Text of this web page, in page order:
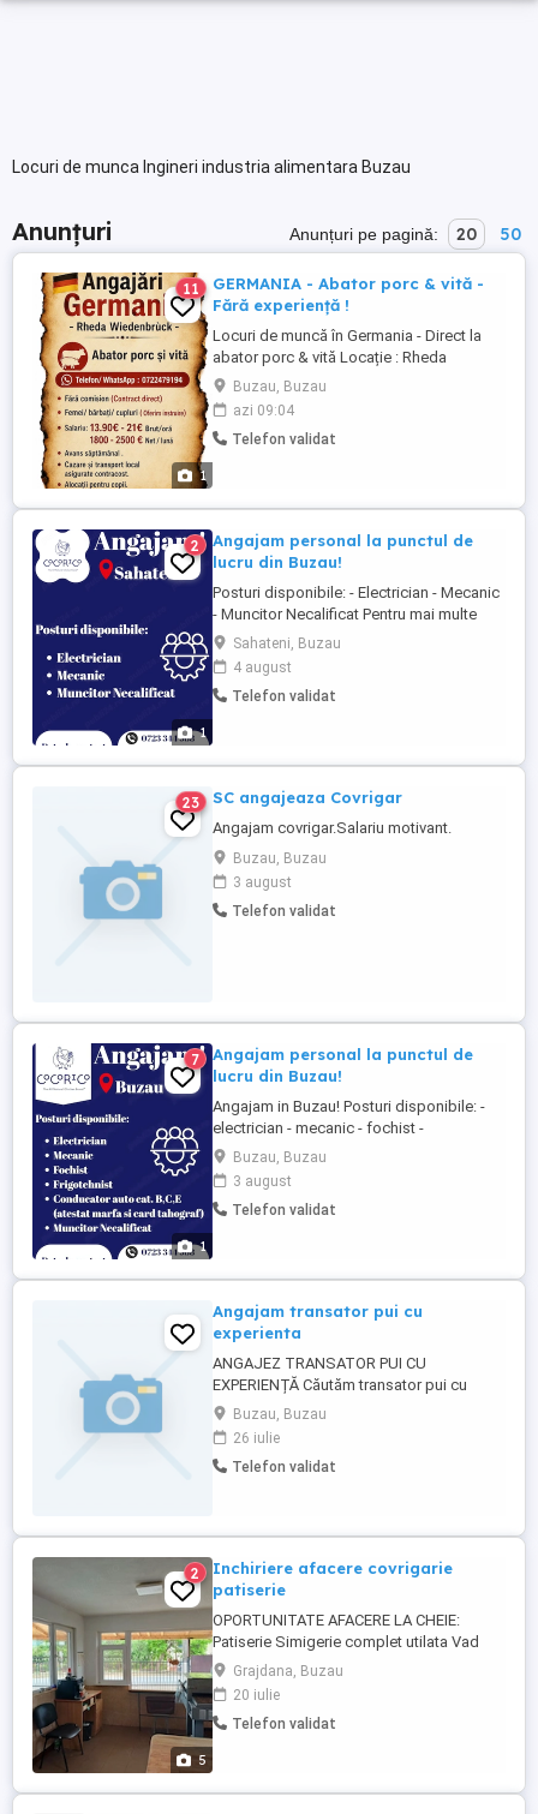
Locuri de munca Ingineri industria alimentara Buzau
Anunțuri Anunțuri pe pagină: 20 50
1
11
GERMANIA - Abator porc & vită -
Fără experiență !
Locuri de muncă în Germania - Direct la
abator porc & vită Locație : Rheda
Wiedenbruck. Fără intermediari ! Comision
zero! < Ce oferim : Angajare imediată: -
Acceptăm femei, bărbați și cupluri. - Fără
experiență: Beneficiezi de instruire gratuită
Buzau, Buzau
azi 09:04
Telefon validat
1
2
Angajam personal la punctul de
lucru din Buzau!
Posturi disponibile: - Electrician - Mecanic
- Muncitor Necalificat Pentru mai multe
detalii va rugam sa sunati la numarul din
anunt.
Sahateni, Buzau
4 august
Telefon validat
23 SC angajeaza Covrigar
Angajam covrigar.Salariu motivant.
Buzau, Buzau
3 august
Telefon validat
1
7
Angajam personal la punctul de
lucru din Buzau!
Angajam in Buzau! Posturi disponibile: -
electrician - mecanic - fochist -
frigotehnist - conducator auto cat. B,C,E
(atestat marfa si card tahograf) - muncitor
necalifcat Pentru mai multe detalii va
rugam sa sunati la numarul din anunt.
Buzau, Buzau
3 august
Telefon validat
Angajam transator pui cu
experienta
ANGAJEZ TRANSATOR PUI CU
EXPERIENȚĂ Căutăm transator pui cu
experiență pentru angajare. Oferim salariu
atractiv și condiții bune de muncă. Pentru
mai multe informații, vă rugăm să ne
contactați la telefon.
Buzau, Buzau
26 iulie
Telefon validat
5
2
Inchiriere afacere covrigarie
patiserie
OPORTUNITATE AFACERE LA CHEIE:
Patiserie Simigerie complet utilata Vad
excelent, FARA CONCURENTA! Se ofera
spre inchiriere spatiu comercial si afacere
la cheie in domeniul patiseriei si
productiei de covrigi. Locatia este
Grajdana, Buzau
20 iulie
Telefon validat